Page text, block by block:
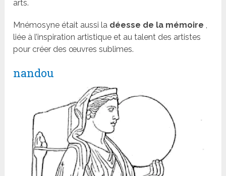
arts.
Mnémosyne était aussi la déesse de la mémoire ,
liée à l’inspiration artistique et au talent des artistes
pour créer des œuvres sublimes.
nandou